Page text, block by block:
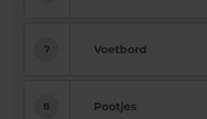
Voetbord
Pootjes